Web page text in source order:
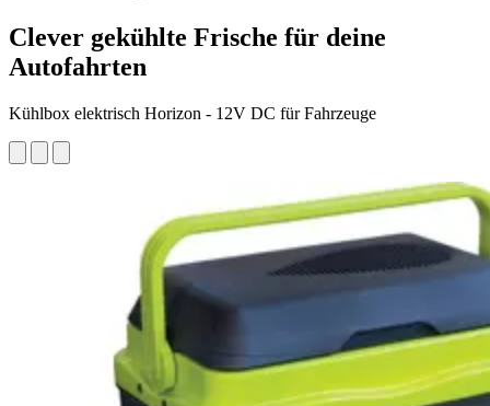
Clever gekühlte Frische für deine
Autofahrten
Kühlbox elektrisch Horizon - 12V DC für Fahrzeuge